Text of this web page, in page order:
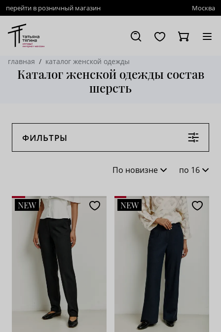
перейти в розничный магазин Москва
главная каталог женской одежды
Каталог женской одежды состав
шерсть
ФИЛЬТРЫ
По новизне
По популярности
По возрастанию цены
По убыванию цены
по 16
28
NEW NEW